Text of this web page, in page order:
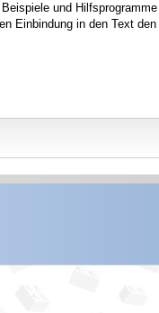
und Hilfsprogramme
Einbindung in den Text den